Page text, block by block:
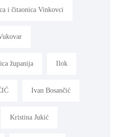
i čitaonica Vinkovci
županija Ilok
Ivan Bosančić
Kristina Jukić